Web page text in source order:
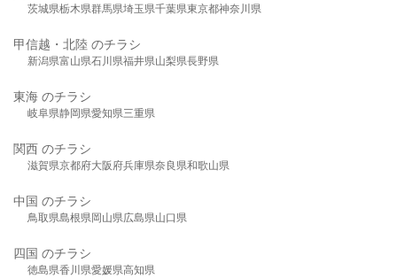
茨城県栃木県群馬県埼玉県千葉県東京都神奈川県
甲信越・北陸 のチラシ
新潟県富山県石川県福井県山梨県長野県
東海 のチラシ
岐阜県静岡県愛知県三重県
関西 のチラシ
滋賀県京都府大阪府兵庫県奈良県和歌山県
中国 のチラシ
鳥取県島根県岡山県広島県山口県
四国 のチラシ
徳島県香川県愛媛県高知県